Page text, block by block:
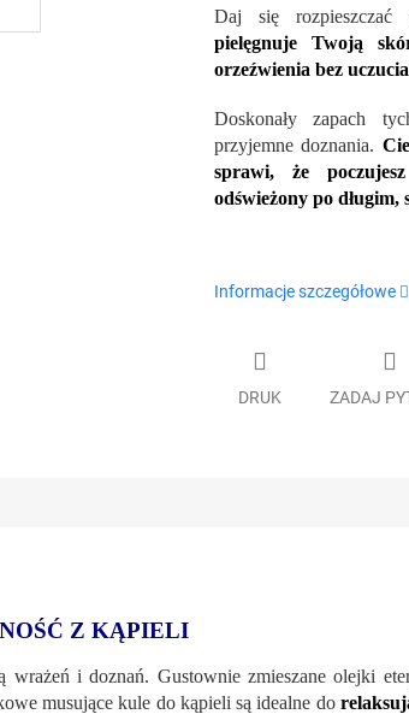
Daj się
pielęgnuje Twoją
orzeźwienia bez
Doskonały zapach
przyjemne doznania.
sprawi, że
odświeżony po
Informacje szczegółowe
DRUK ZADAJ
Z KĄPIELI
wrażeń i doznań. Gustownie zmieszane olejki
musujące kule do kąpieli są idealne do